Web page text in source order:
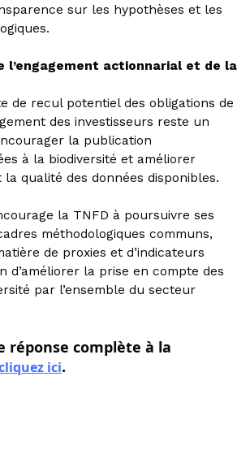
sur les hypothèses et les
l’engagement actionnarial et de la
de recul potentiel des obligations de
des investisseurs reste un
la publication
à la biodiversité et améliorer
la qualité des données disponibles.
la TNFD à poursuivre ses
méthodologiques communs,
de proxies et d’indicateurs
d’améliorer la prise en compte des
par l’ensemble du secteur
réponse complète à la
ici.